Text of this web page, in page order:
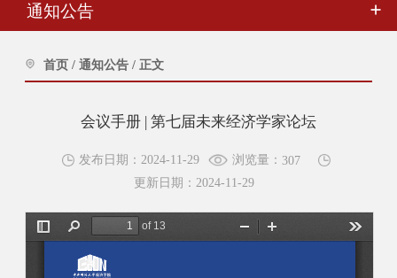
通知公告
首页 / 通知公告 / 正文
会议手册 | 第七届未来经济学家论坛
发布日期：2024-11-29 浏览量： 307
更新日期：2024-11-29